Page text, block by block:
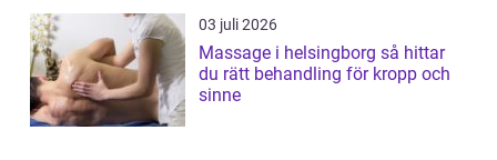
03 juli 2026
Massage i helsingborg så hittar
du rätt behandling för kropp och
sinne